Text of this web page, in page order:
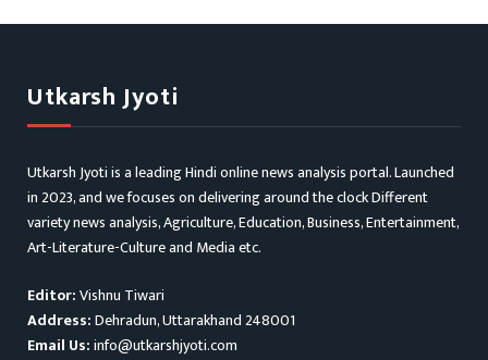
Utkarsh Jyoti
Utkarsh Jyoti is a leading Hindi online news analysis portal. Launched
in 2023, and we focuses on delivering around the clock Different
variety news analysis, Agriculture, Education, Business, Entertainment,
Art-Literature-Culture and Media etc.
Editor:Vishnu Tiwari
Address:Dehradun, Uttarakhand 248001
Email Us:info@utkarshjyoti.com